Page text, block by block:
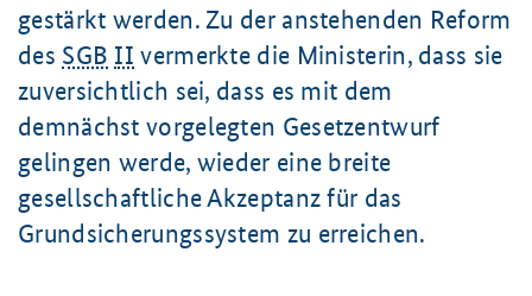
gestärkt werden. Zu der anstehenden Reform
des SGB II vermerkte die Ministerin, dass sie
zuversichtlich sei, dass es mit dem
demnächst vorgelegten Gesetzentwurf
gelingen werde, wieder eine breite
gesellschaftliche Akzeptanz für das
Grundsicherungssystem zu erreichen.